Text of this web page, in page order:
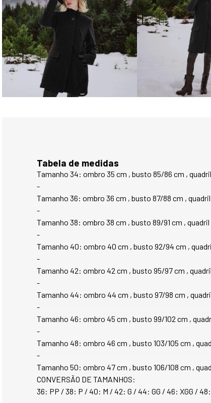
Tabela de medidas
Tamanho 34: ombro 35 cm , busto 85/86 cm ,
-
Tamanho 36: ombro 36 cm , busto 87/88 cm ,
-
Tamanho 38: ombro 38 cm , busto 89/91 cm ,
-
Tamanho 40: ombro 40 cm , busto 92/94 cm ,
-
Tamanho 42: ombro 42 cm , busto 95/97 cm ,
-
Tamanho 44: ombro 44 cm , busto 97/98 cm ,
-
Tamanho 46: ombro 45 cm , busto 99/102 cm ,
-
Tamanho 48: ombro 46 cm , busto 103/105 cm ,
-
Tamanho 50: ombro 47 cm , busto 106/108 cm ,
CONVERSÃO DE TAMANHOS:
36: PP / 38: P / 40: M / 42: G / 44: GG / 46: XGG / 48: